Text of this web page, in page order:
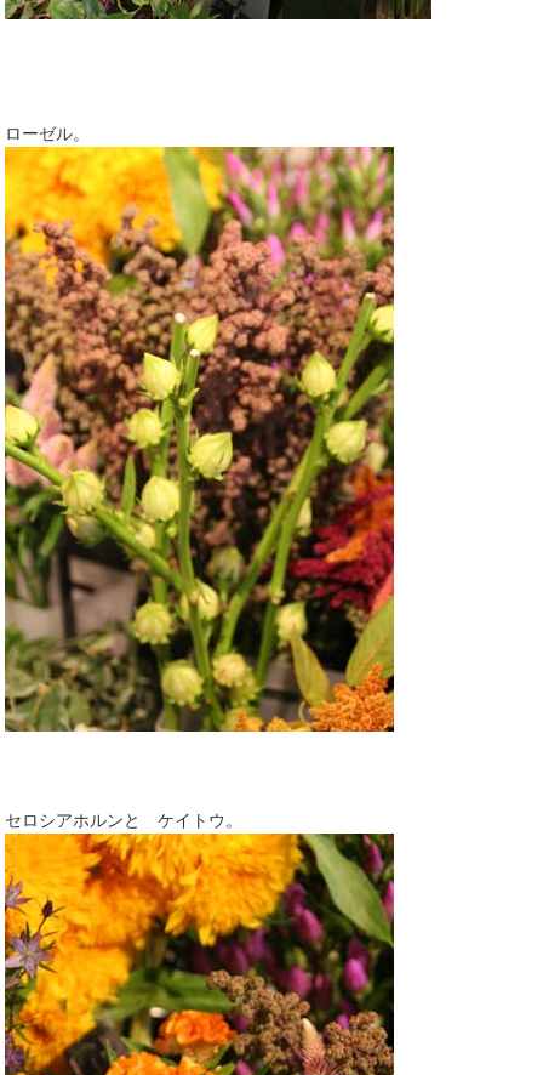
ローゼル。
セロシアホルンと ケイトウ。